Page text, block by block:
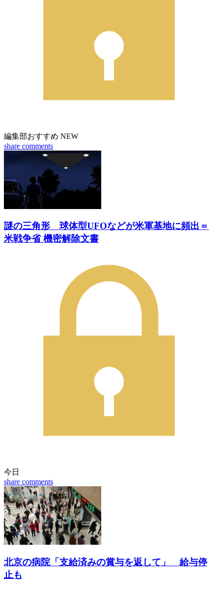
編集部おすすめ NEW
share comments
謎の三角形 球体型UFOなどが米軍基地に頻出＝
米戦争省 機密解除文書
今日
share comments
北京の病院「支給済みの賞与を返して」 給与停
止も